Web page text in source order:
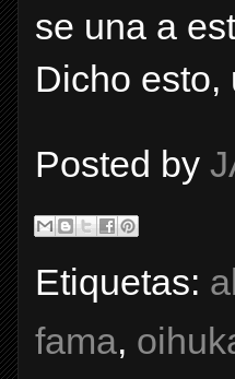
se una a
Dicho esto,
Posted by
Etiquetas:
fama,